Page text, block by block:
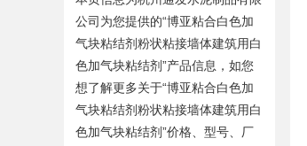
公司为您提供的“博亚粘合白色加
气块粘结剂粉状粘接墙体建筑用白
色加气块粘结剂”产品信息，如您
想了解更多关于“博亚粘合白色加
气块粘结剂粉状粘接墙体建筑用白
色加气块粘结剂”价格、型号、厂